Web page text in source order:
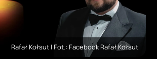
Rafał Kołsut | Fot.: Facebook Rafał Kołsut